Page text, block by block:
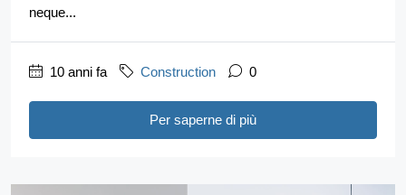
neque...
10 anni fa Construction 0
Per saperne di più